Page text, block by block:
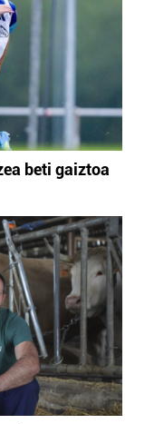
beti gaiztoa